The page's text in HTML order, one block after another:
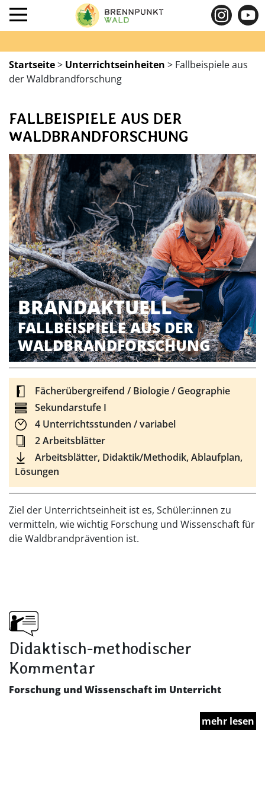
Startseite> Unterrichtseinheiten > Fallbeispiele aus
der Waldbrandforschung
FALLBEISPIELE AUS DER
WALDBRANDFORSCHUNG
BRANDAKTUELL
FALLBEISPIELE AUS DER
WALDBRANDFORSCHUNG
Fächerübergreifend / Biologie / Geographie
Sekundarstufe I
4 Unterrichtsstunden / variabel
2 Arbeitsblätter
Arbeitsblätter, Didaktik/Methodik, Ablaufplan,
Lösungen
Ziel der Unterrichtseinheit ist es, Schüler:innen zu
vermitteln, wie wichtig Forschung und Wissenschaft für
die Waldbrandprävention ist.
Didaktisch-methodischer
Kommentar
Forschung und Wissenschaft im Unterricht
mehr lesen